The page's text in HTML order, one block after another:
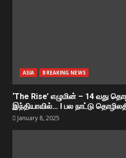
ASIA BREAKING NEWS
‘The Rise’ எழுமின் – 14 வது
இந்தியாவில்… I பல நாட்டு
January 8, 2025